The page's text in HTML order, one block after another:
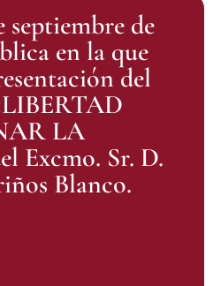
septiembre de
en la que
del
LA
Excmo. Sr. D.
Blanco.